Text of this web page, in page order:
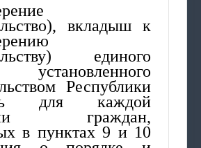
вкладыш к
единого
установленного
Республики
для каждой
граждан,
в пунктах 9 и 10